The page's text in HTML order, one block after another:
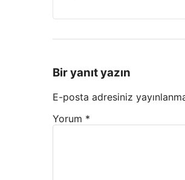
Bir yanıt yazın
E-posta adresiniz
Yorum *